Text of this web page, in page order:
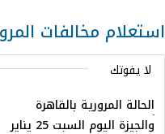
استعلام مخالفات
لا يفوتك
الحالة المرورية بالقاهرة
والجيزة اليوم السبت 25 يناير